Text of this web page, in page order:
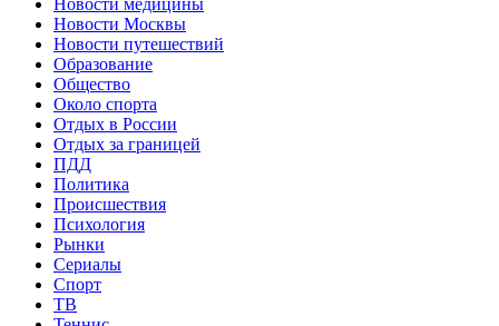
Новости медицины
Новости Москвы
Новости путешествий
Образование
Общество
Около спорта
Отдых в России
Отдых за границей
ПДД
Политика
Происшествия
Психология
Рынки
Сериалы
Спорт
ТВ